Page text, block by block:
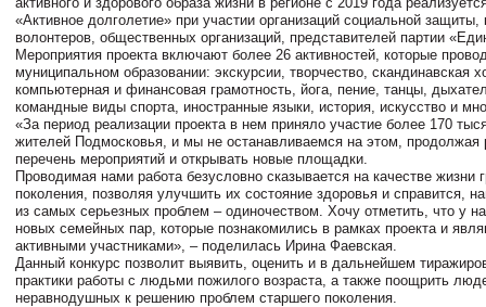
«Активное долголетие» при участии организаций социальной защиты,
волонтеров, общественных организаций, представителей партии
Мероприятия проекта включают более 26 активностей, которые
муниципальном образовании: экскурсии, творчество, скандинавская
компьютерная и финансовая грамотность, йога, пение, танцы,
командные виды спорта, иностранные языки, история, искусство и
«За период реализации проекта в нем приняло участие более 170
жителей Подмосковья, и мы не останавливаемся на этом, продолжая
перечень мероприятий и открывать новые площадки.
Проводимая нами работа безусловно сказывается на качестве жизни
поколения, позволяя улучшить их состояние здоровья и справится,
из самых серьезных проблем – одиночеством. Хочу отметить, что у
новых семейных пар, которые познакомились в рамках проекта и
активными участниками», – поделилась Ирина Фаевская.
Данный конкурс позволит выявить, оценить и в дальнейшем
практики работы с людьми пожилого возраста, а также поощрить
неравнодушных к решению проблем старшего поколения.